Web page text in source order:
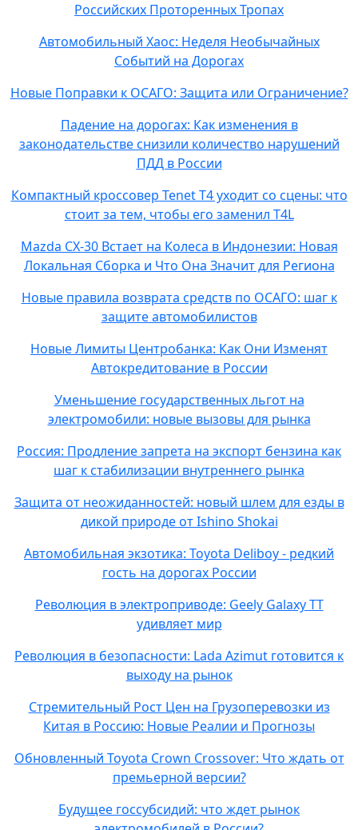
Российских Проторенных Тропах
Автомобильный Хаос: Неделя Необычайных
Событий на Дорогах
Новые Поправки к ОСАГО: Защита или Ограничение?
Падение на дорогах: Как изменения в
законодательстве снизили количество нарушений
ПДД в России
Компактный кроссовер Tenet T4 уходит со сцены: что
стоит за тем, чтобы его заменил T4L
Mazda CX-30 Встает на Колеса в Индонезии: Новая
Локальная Сборка и Что Она Значит для Региона
Новые правила возврата средств по ОСАГО: шаг к
защите автомобилистов
Новые Лимиты Центробанка: Как Они Изменят
Автокредитование в России
Уменьшение государственных льгот на
электромобили: новые вызовы для рынка
Россия: Продление запрета на экспорт бензина как
шаг к стабилизации внутреннего рынка
Защита от неожиданностей: новый шлем для езды в
дикой природе от Ishino Shokai
Автомобильная экзотика: Toyota Deliboy - редкий
гость на дорогах России
Революция в электроприводе: Geely Galaxy TT
удивляет мир
Революция в безопасности: Lada Azimut готовится к
выходу на рынок
Стремительный Рост Цен на Грузоперевозки из
Китая в Россию: Новые Реалии и Прогнозы
Обновленный Toyota Crown Crossover: Что ждать от
премьерной версии?
Будущее госсубсидий: что ждет рынок